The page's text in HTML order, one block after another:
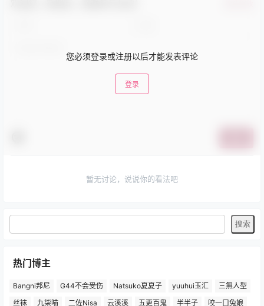
您必须登录或注册以后才能发表评论
登录
暂无讨论，说说你的看法吧
热门博主
Bangni邦尼 G44不会受伤 Natsuko夏夏子 yuuhui玉汇
三無人型
丝袜
九柒喵 二佐Nisa 云溪溪 五更百鬼 半半子 咬一口兔娘